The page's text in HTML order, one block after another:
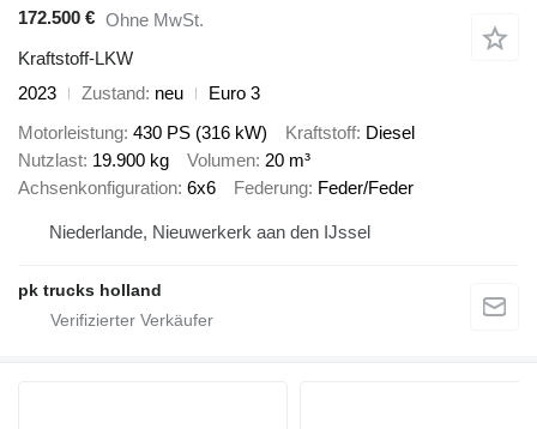
172.500 € Ohne MwSt.
Kraftstoff-LKW
2023
Zustand neu
Euro 3
Motorleistung 430 PS (316 kW) Kraftstoff Diesel
Nutzlast 19.900 kg Volumen 20 m³
Achsenkonfiguration 6x6 Federung Feder/Feder
Niederlande, Nieuwerkerk aan den IJssel
pk trucks holland